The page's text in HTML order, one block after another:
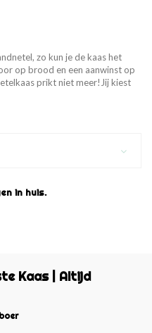
zo kun je de kaas het
op brood en een aanwinst op
prikt niet meer!Jij kiest
in huis.
Kaas | Altijd